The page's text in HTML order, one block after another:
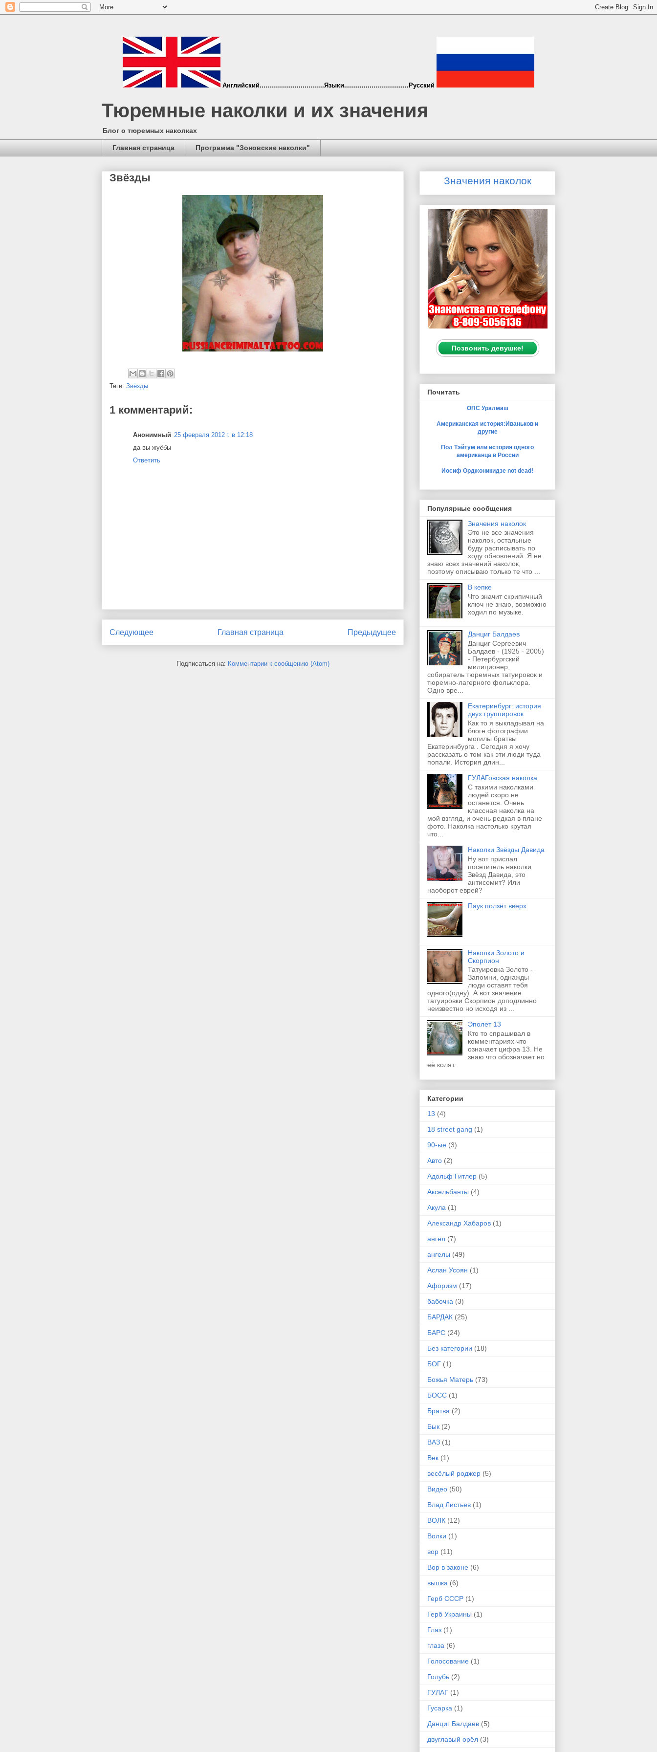
Английский.................................Языки.................................Русский
Тюремные наколки и их значения
Блог о тюремных наколках
Главная страница Программа "Зоновские наколки"
Звёзды
Теги: Звёзды
1 комментарий:
Анонимный 25 февраля 2012 г. в 12:18
да вы жуёбы
Ответить
Следующее Предыдущее
Главная страница
Подписаться на: Комментарии к сообщению (Atom)
Значения наколок
Позвонить девушке!
Почитать
ОПС Уралмаш
Американская история:Иваньков и
другие
Пол Тэйтум или история одного
американца в России
Иосиф Орджоникидзе not dead!
Популярные сообщения
Значения наколок
Это не все значения
наколок, остальные
буду расписывать по
ходу обновлений. Я не
знаю всех значений наколок,
поэтому описываю только те что ...
В кепке
Что значит скрипичный
ключ не знаю, возможно
ходил по музыке.
Данциг Балдаев
Данциг Сергеевич
Балдаев - (1925 - 2005)
- Петербургский
милиционер,
собиратель тюремных татуировок и
тюремно-лагерного фольклора.
Одно вре...
Екатеринбург: история
двух группировок
Как то я выкладывал на
блоге фотографии
могилы братвы
Екатеринбурга . Сегодня я хочу
рассказать о том как эти люди туда
попали. История длин...
ГУЛАГовская наколка
С такими наколками
людей скоро не
останется. Очень
классная наколка на
мой взгляд, и очень редкая в плане
фото. Наколка настолько крутая
что...
Наколки Звёзды Давида
Ну вот прислал
посетитель наколки
Звёзд Давида, это
антисемит? Или
наоборот еврей?
Паук ползёт вверх
Наколки Золото и
Скорпион
Татуировка Золото -
Запомни, однажды
люди оставят тебя
одного(одну). А вот значение
татуировки Скорпион доподлинно
неизвестно но исходя из ...
Эполет 13
Кто то спрашивал в
комментариях что
означает цифра 13. Не
знаю что обозначает но
её колят.
Категории
13 (4)
18 street gang (1)
90-ые (3)
Авто (2)
Адольф Гитлер (5)
Аксельбанты (4)
Акула (1)
Александр Хабаров (1)
ангел (7)
ангелы (49)
Аслан Усоян (1)
Афоризм (17)
бабочка (3)
БАРДАК (25)
БАРС (24)
Без категории (18)
БОГ (1)
Божья Матерь (73)
БОСС (1)
Братва (2)
Бык (2)
ВАЗ (1)
Век (1)
весёлый роджер (5)
Видео (50)
Влад Листьев (1)
ВОЛК (12)
Волки (1)
вор (11)
Вор в законе (6)
вышка (6)
Герб СССР (1)
Герб Украины (1)
Глаз (1)
глаза (6)
Голосование (1)
Голубь (2)
ГУЛАГ (1)
Гусарка (1)
Данциг Балдаев (5)
двуглавый орёл (3)